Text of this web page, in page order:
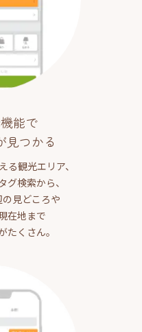
能で
見つかる
観光エリア、
グ検索から、
見どころや
在地まで
たくさん。